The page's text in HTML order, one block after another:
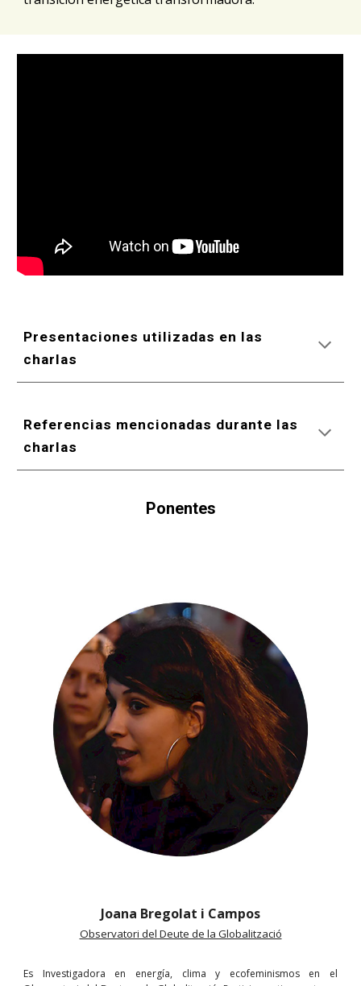
Presentaciones utilizadas en las
charlas
Referencias mencionadas durante las
charlas
Ponentes
Joana Bregolat i Campos
Observatori del Deute de la Globalització
Es Investigadora en energía, clima y ecofeminismos en el